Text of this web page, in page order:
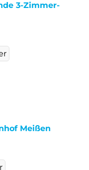
3-Zimmer-
Meißen